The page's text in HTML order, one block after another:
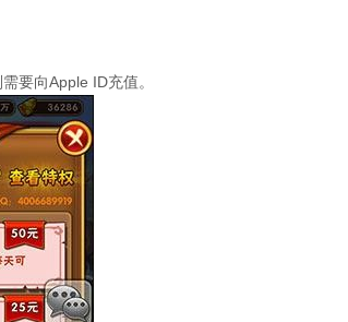
要向Apple ID充值。